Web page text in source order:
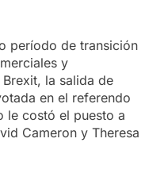
período de transición
y
la salida de
en el referendo
le costó el puesto a
Cameron y Theresa